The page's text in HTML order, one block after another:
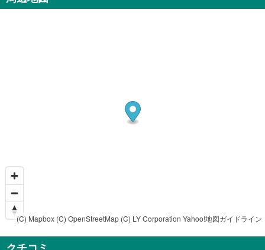
(C) Mapbox (C) OpenStreetMap (C) LY Corporation Yahoo!地図ガイドライン